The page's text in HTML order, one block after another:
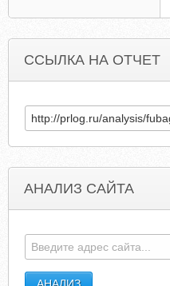
ССЫЛКА НА ОТЧЕТ
АНАЛИЗ САЙТА